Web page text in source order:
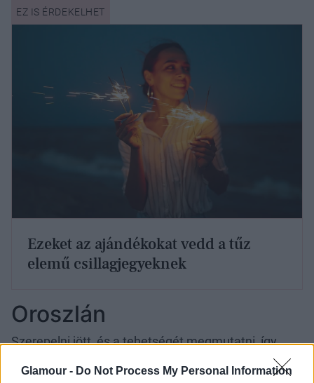
Glamour - Do Not Process My Personal Information
Ezeket az ajándékokat vedd a tűz
elemű csillagjegyeknek
Oroszlán
Szerepelni jött, és a tehetségét megmutatni, így
: színész,
televíziós riporter, énekes, tanár vagy divatmodell,